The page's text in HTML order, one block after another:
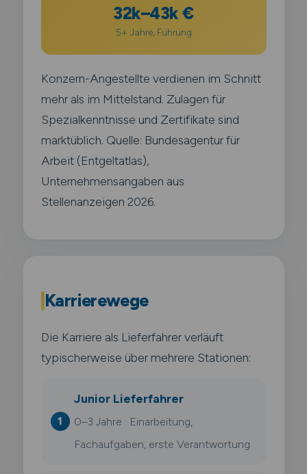
32k–43k €
5+ Jahre, Führung
Konzern-Angestellte verdienen im Schnitt
mehr als im Mittelstand. Zulagen für
Spezialkenntnisse und Zertifikate sind
marktüblich. Quelle: Bundesagentur für
Arbeit (Entgeltatlas),
Unternehmensangaben aus
Stellenanzeigen 2026.
Karrierewege
Die Karriere als Lieferfahrer verläuft
typischerweise über mehrere Stationen:
Junior Lieferfahrer
0–3 Jahre · Einarbeitung,
Fachaufgaben, erste Verantwortung